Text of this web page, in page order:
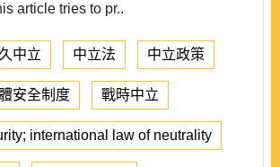
article tries to pr..
中立 中立法 中立政策
安全制度 戰時中立
international law of neutrality